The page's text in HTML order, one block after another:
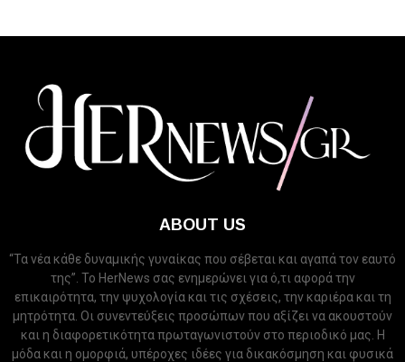
ABOUT US
“Τα νέα κάθε δυναμικής γυναίκας που σέβεται και αγαπά τον εαυτό
της”. Το HerNews σας ενημερώνει για ό,τι αφορά την
επικαιρότητα, την ψυχολογία και τις σχέσεις, την καριέρα και τη
μητρότητα. Οι συνεντεύξεις προσώπων που αξίζει να ακουστούν
και η διαφορετικότητα πρωταγωνιστούν στο περιοδικό μας. Η
μόδα και η ομορφιά, υπέροχες ιδέες για δικακόσμηση και φυσικά